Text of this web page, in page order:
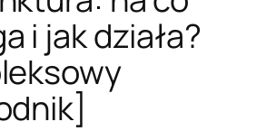
i jak działa?